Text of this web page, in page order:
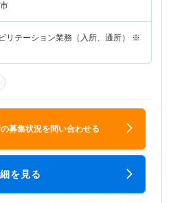
リテーション業務（入所、通所） ※
募集状況を問い合わせる
を見る